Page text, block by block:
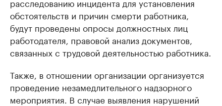
обстоятельств и причин смерти работника,
будут проведены опросы должностных лиц
работодателя, правовой анализ документов,
связанных с трудовой деятельностью работника.
Также, в отношении организации организуется
проведение незамедлительного надзорного
мероприятия. В случае выявления нарушений